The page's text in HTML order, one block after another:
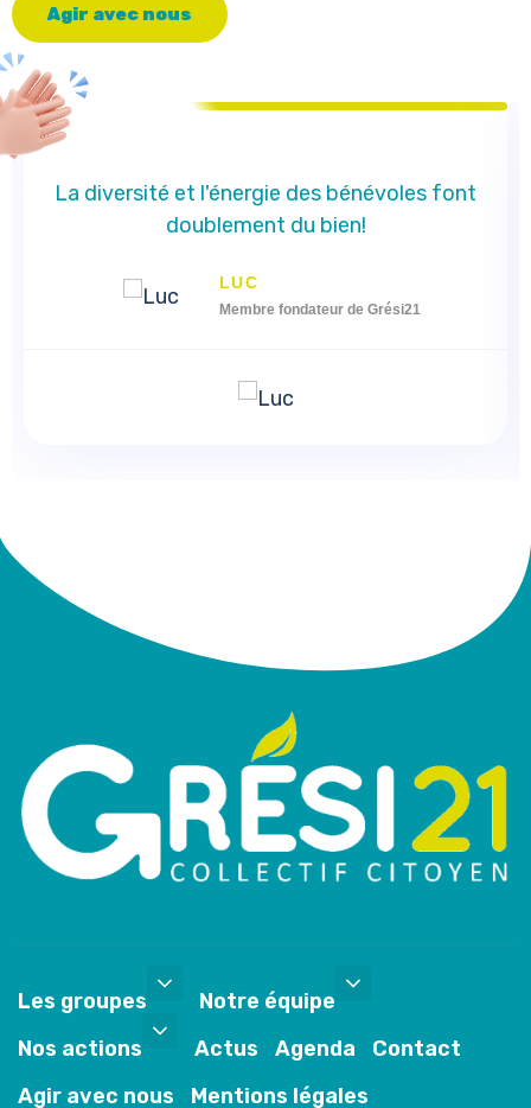
Agir avec nous
La diversité et l'énergie des bénévoles font
doublement du bien!
LUC
Membre fondateur de Grési21
Les groupes
Notre équipe
Nos actions
Actus Agenda
Contact
Agir avec nous
Mentions légales